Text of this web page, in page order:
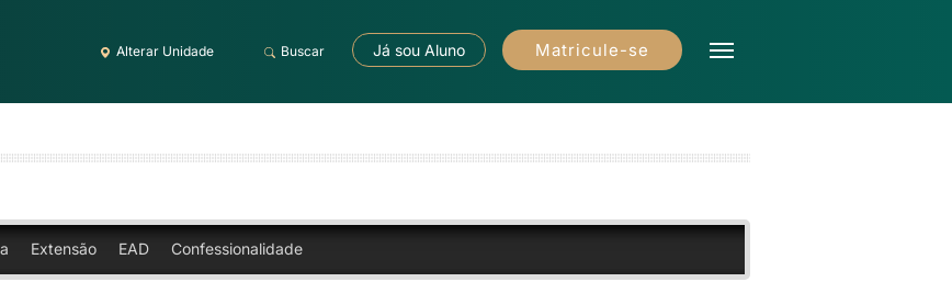
Alterar Unidade Buscar Já sou Aluno Matricule-se
Extensão EAD Confessionalidade